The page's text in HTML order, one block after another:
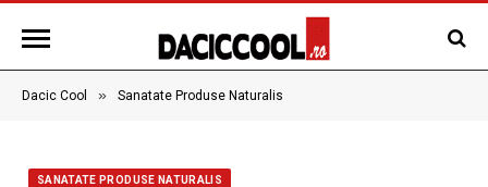
Dacic Cool » Sanatate Produse Naturalis
SANATATE PRODUSE NATURALIS